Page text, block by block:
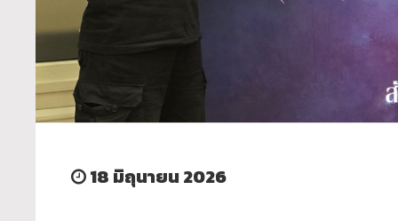
18 มิถุนายน 2026